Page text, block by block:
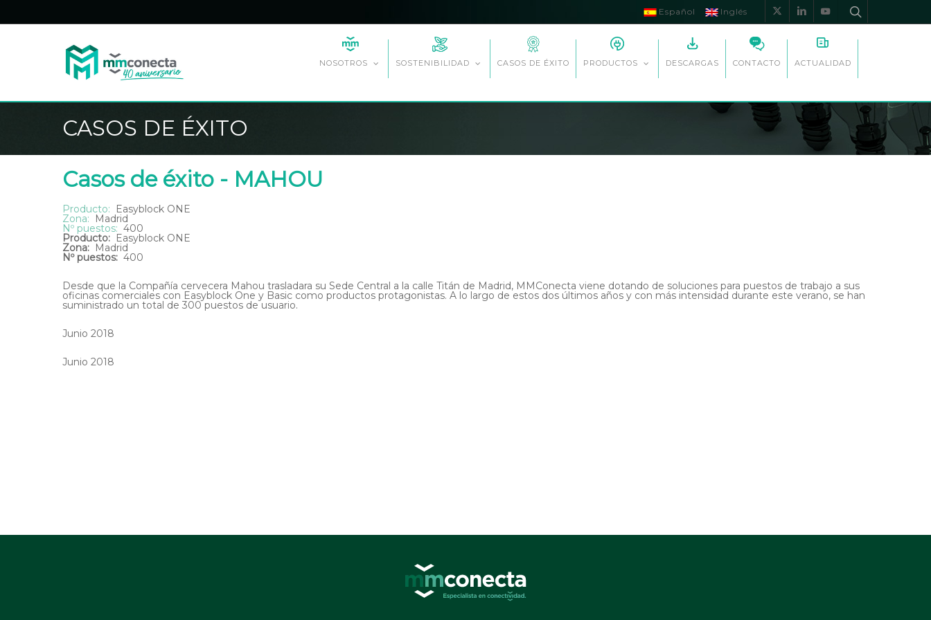
main
x-
linkedinyoutube
Español Inglés
NOSOTROS SOSTENIBILIDAD CASOS DE ÉXITO PRODUCTOS DESCARGAS CONTACTO ACTUALIDAD
CASOS DE ÉXITO
Casos de éxito - MAHOU
Producto: Easyblock ONE
Zona: Madrid
Nº puestos: 400
Producto: Easyblock ONE
Zona: Madrid
Nº puestos: 400
Desde que la Compañía cervecera Mahou trasladara su Sede Central a la calle Titán de Madrid, MMConecta viene dotando de soluciones para puestos de trabajo a sus
oficinas comerciales con Easyblock One y Basic como productos protagonistas. A lo largo de estos dos últimos años y con más intensidad durante este verano, se han
suministrado un total de 300 puestos de usuario.
Junio 2018
Junio 2018